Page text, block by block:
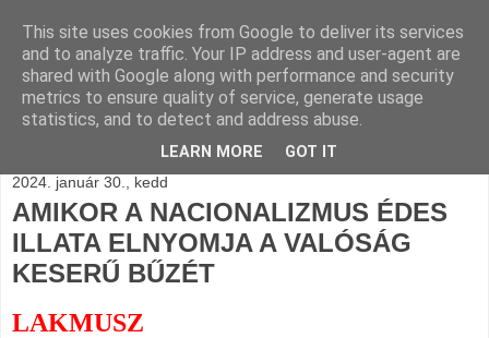
BLOGÁSZAT, napi
blogjava
2024. január 30., kedd
AMIKOR A NACIONALIZMUS ÉDES
ILLATA ELNYOMJA A VALÓSÁG
KESERŰ BŰZÉT
LAKMUSZ
This site uses cookies from Google to deliver its services
and to analyze traffic. Your IP address and user-agent are
shared with Google along with performance and security
metrics to ensure quality of service, generate usage
statistics, and to detect and address abuse.
LEARN MORE GOT IT